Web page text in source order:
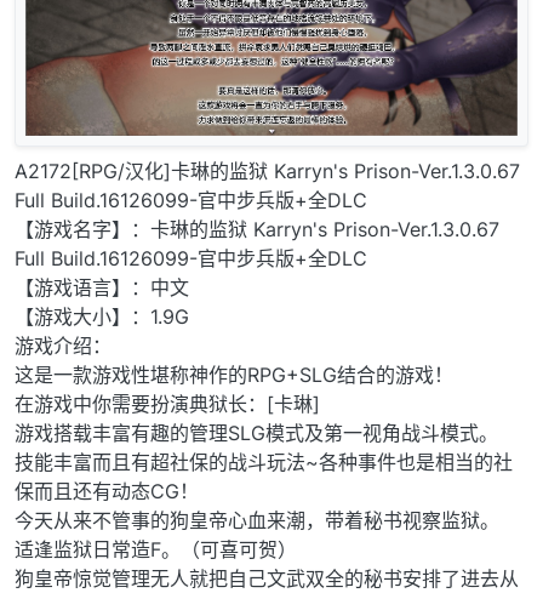
A2172[RPG/汉化]卡琳的监狱 Karryn's Prison-Ver.1.3.0.67
Full Build.16126099-官中步兵版+全DLC
【游戏名字】：卡琳的监狱 Karryn's Prison-Ver.1.3.0.67
Full Build.16126099-官中步兵版+全DLC
【游戏语言】：中文
【游戏大小】：1.9G
游戏介绍：
这是一款游戏性堪称神作的RPG+SLG结合的游戏！
在游戏中你需要扮演典狱长：[卡琳]
游戏搭载丰富有趣的管理SLG模式及第一视角战斗模式。
技能丰富而且有超社保的战斗玩法~各种事件也是相当的社
保而且还有动态CG！
今天从来不管事的狗皇帝心血来潮，带着秘书视察监狱。
适逢监狱日常造F。（可喜可贺）
狗皇帝惊觉管理无人就把自己文武双全的秘书安排了进去从